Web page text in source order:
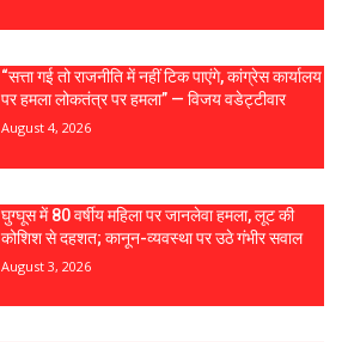
“सत्ता गई तो राजनीति में नहीं टिक पाएंगे, कांग्रेस कार्यालय
पर हमला लोकतंत्र पर हमला” — विजय वडेट्टीवार
August 4, 2026
घुग्घूस में 80 वर्षीय महिला पर जानलेवा हमला, लूट की
कोशिश से दहशत; कानून-व्यवस्था पर उठे गंभीर सवाल
August 3, 2026